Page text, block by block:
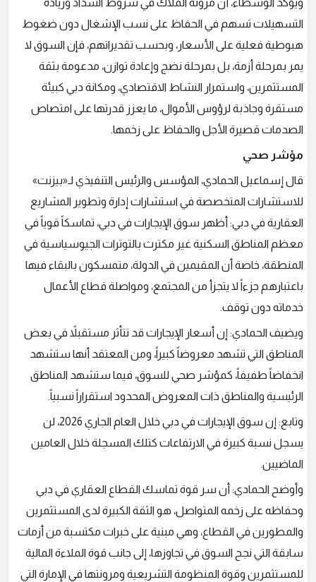
التسهيلات تسهم في الحفاظ على نسب الإشغال دون ضغوط
هبوطية فعلية على الأسعار، وبحسب تقديراتهم، فإن السوق لا
يمر بمرحلة أزمة، بل بمرحلة نضج وإعادة توازن، مدعومة بثقة
المستثمرين، واستمرار النشاط الاقتصادي، ومكانة دبي كبيئة
مستقرة وجاذبة لرؤوس الأموال، ما يعزز قدرتها على امتصاص
الصدمات قصيرة الأجل والحفاظ على زخمها.
مؤشر صحي
قال إسماعيل الحمادي، المؤسس والرئيس التنفيذي لـ«بيزنت»
للاستشارات المتخصصة في استشارات إدارة وتطوير المشاريع
العقارية في دبي: أظهر سوق الإيجارات في دبي، تماسكاً قوياً في
معظم المناطق السكنية غير مكترث بالتوترات الجيوسياسية في
المنطقة، خاصة أن المقيمين في الدولة، متمسكون بالبقاء فيها
باعتبارهم جزءاً لا يتجزأ من المجتمع، ومواصلة قطاع الأعمال
خدماته دون توقف.
ويضيف الحمادي: إن أسعار الإيجارات قد تتأثر مستقبلاً في بعض
المناطق التي تشهد معروضاً كبيراً، ومن المعتقد أنها ستشهد
انخفاضاً طفيفاً، كمؤشر صحي للسوق، فيما ستشهد المناطق
الرئيسية والمناطق ذات المعروض المحدود استقراراً نسبياً.
وتابع: إن سوق الإيجارات في دبي خلال العام الجاري 2026، لن
يسجل نسبة كبيرة في الارتفاعات كتلك المسجلة خلال العامين
الماضيين.
وأوضح الحمادي: أن سر قوة تماسك القطاع العقاري في دبي
وحفاظه على زخمه المتواصل، هو الثقة الكبيرة لدى المستثمرين
والمطورين في القطاع، وهي مبنية على خبرات مكتسبة من أزمات
سابقة التي نجح السوق في تجاوزها، إلى جانب قوة الملاءة المالية
للمستثمرين وقوة المنظومة التشريعية ومرونتها في الإمارة التي